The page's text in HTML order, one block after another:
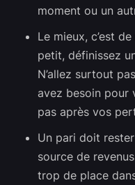
moment ou un
Le mieux, c’est
petit, définissez
N’allez surtout
avez besoin pour
pas après vos
Un pari doit
source de
trop de place